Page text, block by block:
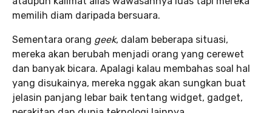
memilih diam daripada bersuara.
Sementara orang geek, dalam beberapa situasi,
mereka akan berubah menjadi orang yang cerewet
dan banyak bicara. Apalagi kalau membahas soal hal
yang disukainya, mereka nggak akan sungkan buat
jelasin panjang lebar baik tentang widget, gadget,